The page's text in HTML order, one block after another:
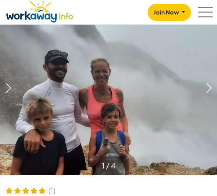
CONTENT
MAIN NAVIGATION
Join Now
1 /4
(1)